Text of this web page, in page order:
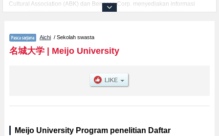
Cultural Association (ABK) dan Benesse Corp. menyediakan informasi
sekitar 1300 universitas, pascasarjana, universitas yunior, akademi
jurusan riset seperti %% research %%, serta berbagai informasi yang
berguna bagi mahasiswa(i) mancanegara seperti kuota untuk jumlah
pendaftar dan jumlah kelulusan ujian masuk mahasiswa(i) mancanegara,
lainnya. Silakan memanfaatkannya.
Aichi / Sekolah swasta
名城大学| Meijo University
Meijo University Program penelitian Daftar